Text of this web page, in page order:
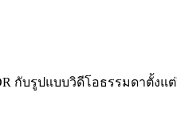
กับรูปแบบวิดีโอธรรมดาตั้งแต่